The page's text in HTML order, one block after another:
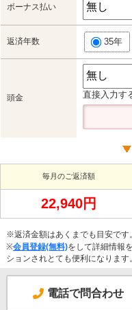
ボーナス払い
返済年数 35年
頭金 直接入力す
毎月のご返済額
22,940円
※返済金額はあくまでも目安です。
※会員登録(無料)をして詳細情報
ションされとても便利になります。
電話で問合わせ